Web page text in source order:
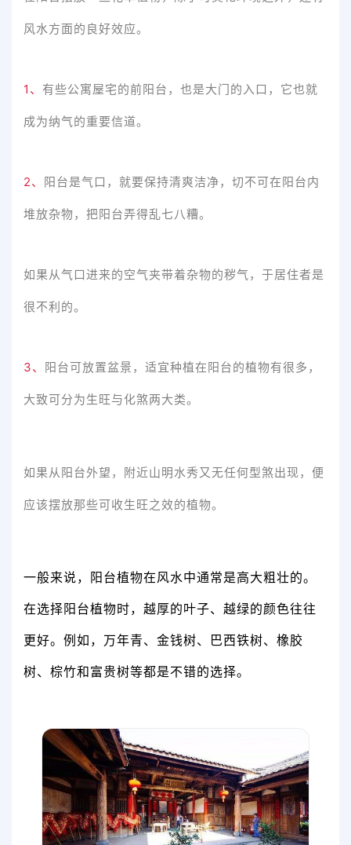
风水方面的良好效应。
1、 有些公寓屋宅的前阳台，也是大门的入口，它也就
成为纳气的重要信道。
2、 阳台是气口，就要保持清爽洁净，切不可在阳台内
堆放杂物，把阳台弄得乱七八糟。
如果从气口进来的空气夹带着杂物的秽气，于居住者是
很不利的。
3、 阳台可放置盆景，适宜种植在阳台的植物有很多，
大致可分为生旺与化煞两大类。
如果从阳台外望，附近山明水秀又无任何型煞出现，便
应该摆放那些可收生旺之效的植物。
一般来说，阳台植物在风水中通常是高大粗壮的。
在选择阳台植物时，越厚的叶子、越绿的颜色往往
更好。例如，万年青、金钱树、巴西铁树、橡胶
树、棕竹和富贵树等都是不错的选择。